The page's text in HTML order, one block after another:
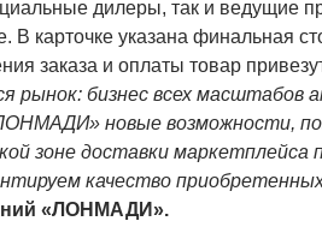
дилеры, так и ведущие
карточке указана финальная
заказа и оплаты товар
бизнес всех масштабов
новые возможности,
зоне доставки
качество
«ЛОНМАДИ».